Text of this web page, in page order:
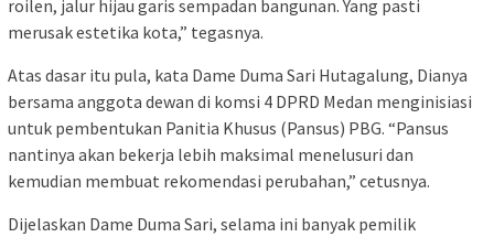
roilen, jalur hijau garis sempadan bangunan. Yang pasti
merusak estetika kota,” tegasnya.
Atas dasar itu pula, kata Dame Duma Sari Hutagalung, Dianya
bersama anggota dewan di komsi 4 DPRD Medan menginisiasi
untuk pembentukan Panitia Khusus (Pansus) PBG. “Pansus
nantinya akan bekerja lebih maksimal menelusuri dan
kemudian membuat rekomendasi perubahan,” cetusnya.
Dijelaskan Dame Duma Sari, selama ini banyak pemilik